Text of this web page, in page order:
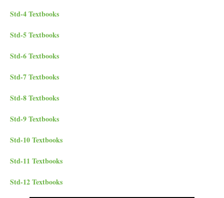
Std-4 Textbooks
Std-5 Textbooks
Std-6 Textbooks
Std-7 Textbooks
Std-8 Textbooks
Std-9 Textbooks
Std-10 Textbooks
Std-11 Textbooks
Std-12 Textbooks